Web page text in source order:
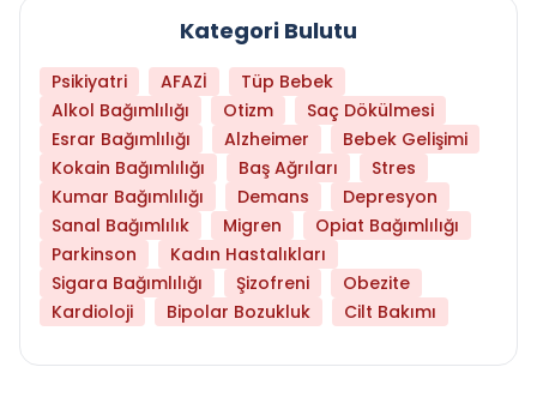
Kategori Bulutu
Psikiyatri AFAZİ
Tüp Bebek
Alkol Bağımlılığı
Otizm
Saç Dökülmesi
Esrar Bağımlılığı
Alzheimer
Bebek Gelişimi
Kokain Bağımlılığı
Baş Ağrıları
Stres
Kumar Bağımlılığı
Demans
Depresyon
Sanal Bağımlılık
Migren
Opiat Bağımlılığı
Parkinson
Kadın Hastalıkları
Sigara Bağımlılığı
Şizofreni
Obezite
Kardioloji
Bipolar Bozukluk Cilt Bakımı